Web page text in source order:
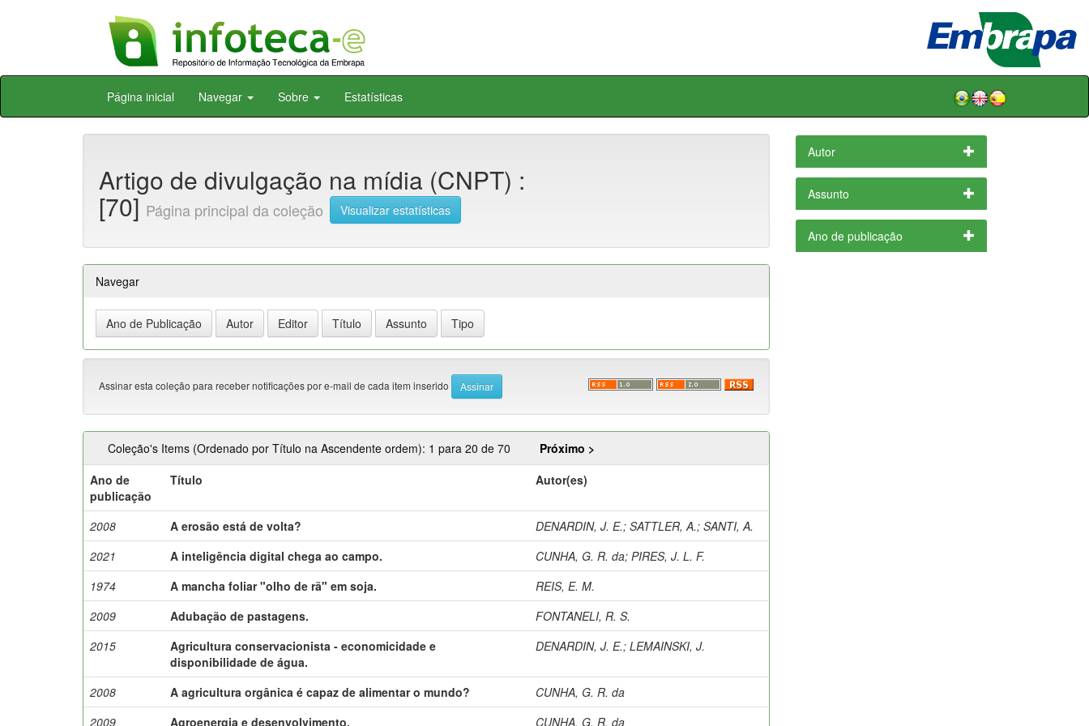
Skip
Página inicial Navegar Sobre Estatísticas
Artigo de divulgação na mídia (CNPT) :
[70]Página principal da coleção Visualizar estatísticas
Navegar
Assinar esta coleção para receber notificações por e-mail de cada item inserido
Coleção's Items (Ordenado por Título na Ascendente ordem): 1 para 20 de 70
Próximo >
Ano de
publicação
Título Autor(es)
2008 A erosão está de volta? DENARDIN, J. E.;SATTLER, A.;SANTI, A.
2021
A inteligência digital chega ao campo. CUNHA, G. R. da;PIRES, J. L. F.
1974
A mancha foliar "olho de rã" em soja.
REIS, E. M.
2009
Adubação de pastagens.
FONTANELI, R. S.
2015
Agricultura conservacionista - economicidade e
disponibilidade de água.
DENARDIN, J. E.;LEMAINSKI, J.
2008 A agricultura orgânica é capaz de alimentar o mundo?
CUNHA, G. R. da
2009
Agroenergia e desenvolvimento.
CUNHA, G. R. da
Autor
Assunto
Ano de publicação